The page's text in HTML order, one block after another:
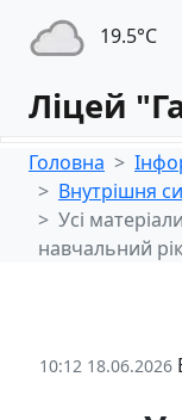
19.5°С
Ліцей
Головна
Внутрішня
Усі
навчальний рік
10:12 18.06.2026